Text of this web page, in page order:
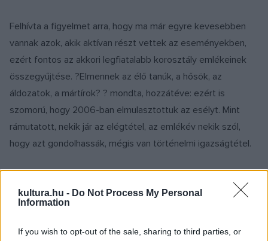
kultura.hu - Do Not Process My Personal
Information
If you wish to opt-out of the sale, sharing to third parties, or
Felhívta a figyelmet arra, hogy ma már egyre kevesebben
vannak azok, akik aktívan részt vettek az eseményekben,
ezért fontos az akkori legfiatalabb korosztály emlékeinek
összegyűjtése. ?Elmennek az élő tanúk, a hősök, az
áldozatok, a mártírok? ? mondta, hozzátéve: ezért is
szomorú, hogy 2006-ban elmulasztottuk az esélyt. Mint
rámutatott, nekik jár az elégtétel, az emlékév nekik szól,
hogy azt gondolhassák, mégis van történelmi igazságtétel.
A 60. évforduló alkalmából megvalósuló emlékév azonban a
sikerül megszólítanunk a jövő nemzedéket, ha nem tudjuk